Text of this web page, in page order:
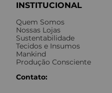
INSTITUCIONAL
Quem Somos
Nossas Lojas
Sustentabilidade
Tecidos e Insumos
Mankind
Produção Consciente
Contato: